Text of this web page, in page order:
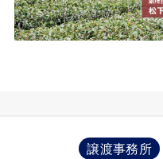
譲渡事務所